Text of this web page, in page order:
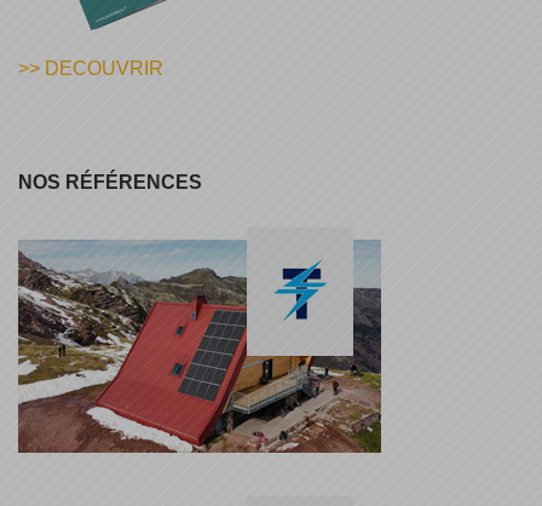
>> DECOUVRIR
NOS RÉFÉRENCES